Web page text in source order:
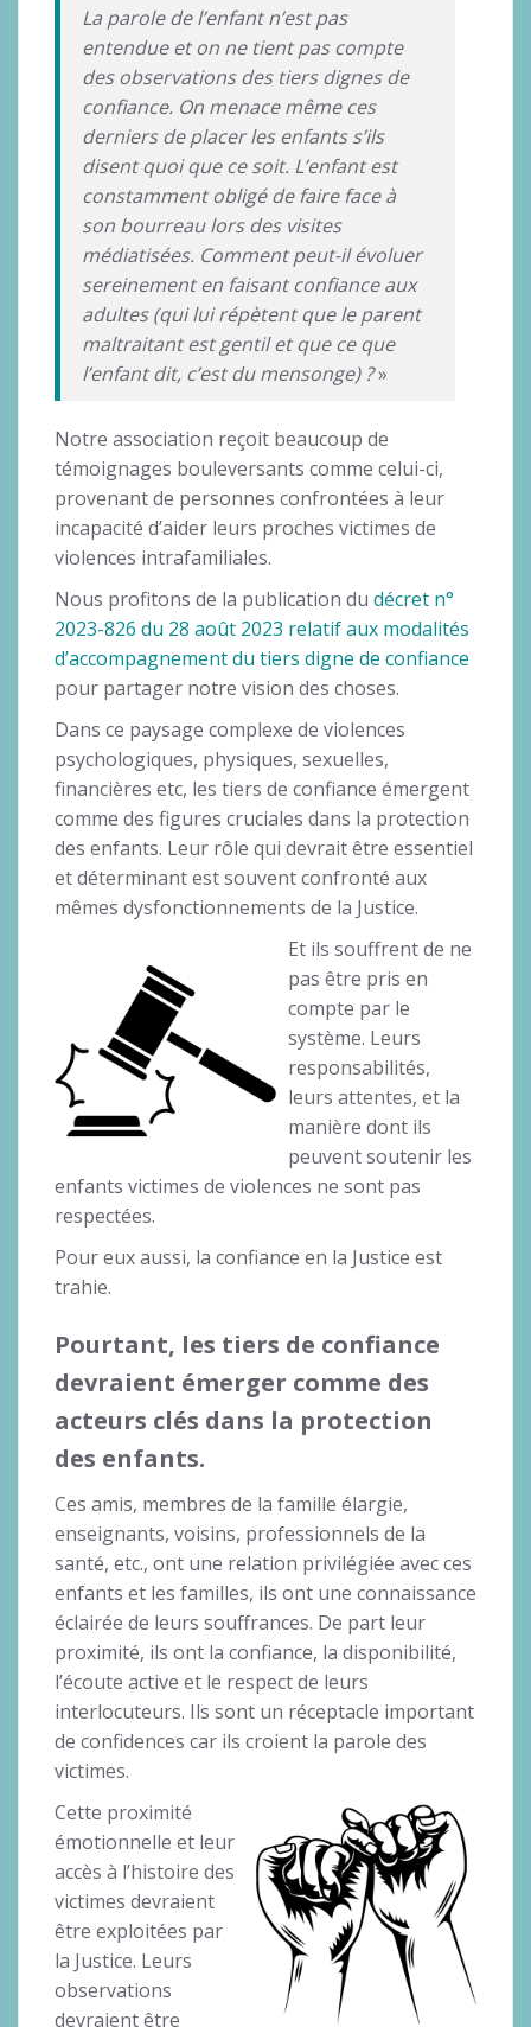
La parole de l’enfant n’est pas
entendue et on ne tient pas compte
des observations des tiers dignes de
confiance. On menace même ces
derniers de placer les enfants s’ils
disent quoi que ce soit. L’enfant est
constamment obligé de faire face à
son bourreau lors des visites
médiatisées. Comment peut-il évoluer
sereinement en faisant confiance aux
adultes (qui lui répètent que le parent
maltraitant est gentil et que ce que
l’enfant dit, c’est du mensonge) ?»
Notre association reçoit beaucoup de
témoignages bouleversants comme celui-ci,
provenant de personnes confrontées à leur
incapacité d’aider leurs proches victimes de
violences intrafamiliales.
Nous profitons de la publication du décret n°
2023-826 du 28 août 2023 relatif aux modalités
d’accompagnement du tiers digne de confiance
pour partager notre vision des choses.
Dans ce paysage complexe de violences
psychologiques, physiques, sexuelles,
financières etc, les tiers de confiance émergent
comme des figures cruciales dans la protection
des enfants. Leur rôle qui devrait être essentiel
et déterminant est souvent confronté aux
mêmes dysfonctionnements de la Justice.
Et ils souffrent de ne
pas être pris en
compte par le
système. Leurs
responsabilités,
leurs attentes, et la
manière dont ils
peuvent soutenir les
enfants victimes de violences ne sont pas
respectées.
Pour eux aussi, la confiance en la Justice est
trahie.
Pourtant, les tiers de confiance
devraient émerger comme des
acteurs clés dans la protection
des enfants.
Ces amis, membres de la famille élargie,
enseignants, voisins, professionnels de la
santé, etc., ont une relation privilégiée avec ces
enfants et les familles, ils ont une connaissance
éclairée de leurs souffrances. De part leur
proximité, ils ont la confiance, la disponibilité,
l’écoute active et le respect de leurs
interlocuteurs. Ils sont un réceptacle important
de confidences car ils croient la parole des
victimes.
Cette proximité
émotionnelle et leur
accès à l’histoire des
victimes devraient
être exploitées par
la Justice. Leurs
observations
devraient être